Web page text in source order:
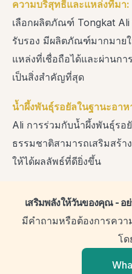
ความบริสุทธิ์และแหล่งที่มา:
เลือกผลิตภัณฑ์ Tongkat
รับรอง มีผลิตภัณฑ์มากมาย
แหล่งที่เชื่อถือได้และผ่านก
เป็นสิ่งสำคัญที่สุด
น้ำผึ้งพันธุ์รอยัลในฐานะอาห
Ali การร่วมกับน้ำผึ้งพันธุ์ร
ธรรมชาติสามารถเสริมสร้
ให้ได้ผลลัพธ์ที่ดียิ่งขึ้น
เสริมพลังให้วันของคุณ - อ
มีคำถามหรือต้องการควา
โด